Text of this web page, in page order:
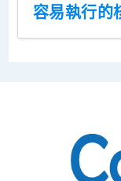
容易執行的